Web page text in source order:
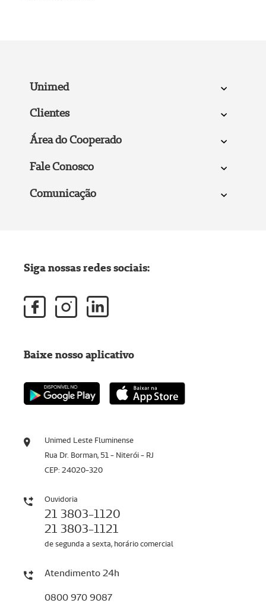
Unimed
Clientes
Área do Cooperado
Fale Conosco
Comunicação
Unimed Leste Fluminense
Rua Dr. Borman, 51 - Niterói - RJ
CEP: 24020-320
Ouvidoria
21 3803-1120
21 3803-1121
de segunda a sexta, horário comercial
Atendimento 24h
0800 970 9087
Siga nossas redes sociais:
Baixe nosso aplicativo